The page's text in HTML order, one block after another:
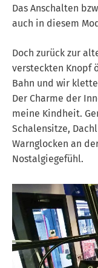
Das Anschalten
auch in diesem
Doch zurück zur
versteckten Knopf
Bahn und wir
Der Charme der
meine Kindheit.
Schalensitze,
Warnglocken an
Nostalgiegefühl.